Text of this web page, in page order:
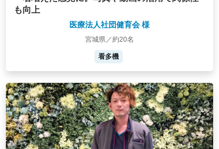
も向上
医療法人社団健育会 様
宮城県／約20名
看多機